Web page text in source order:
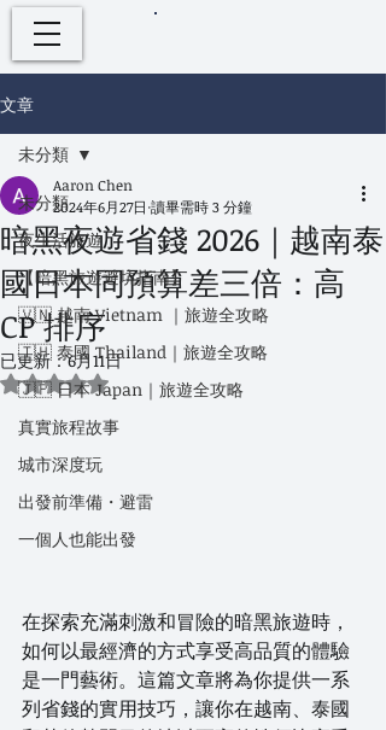
文章
未分類
夜生活旅遊
【暗黑旅遊避坑指南】
🇻🇳 越南 Vietnam ｜旅遊全攻略
🇹🇭 泰國 Thailand｜旅遊全攻略
🇯🇵 日本 Japan｜旅遊全攻略
真實旅程故事
城市深度玩
出發前準備・避雷
一個人也能出發
未分類
暗黑夜遊省錢 2026｜越南泰
國日本同預算差三倍：高
CP 排序
Aaron Chen
2024年6月27日 讀畢需時 3 分鐘
已更新：6月11日
評等為 NaN（最高為 5 顆星）。
在探索充滿刺激和冒險的暗黑旅遊時，
如何以最經濟的方式享受高品質的體驗
是一門藝術。這篇文章將為你提供一系
列省錢的實用技巧，讓你在越南、泰國